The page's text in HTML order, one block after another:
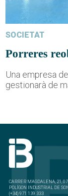
SOCIETAT
Porreres
Una empresa
gestionarà de
CARRER MAGDALENA, 21,
POLÍGON INDUSTRIAL DE
(+34) 971 139 333